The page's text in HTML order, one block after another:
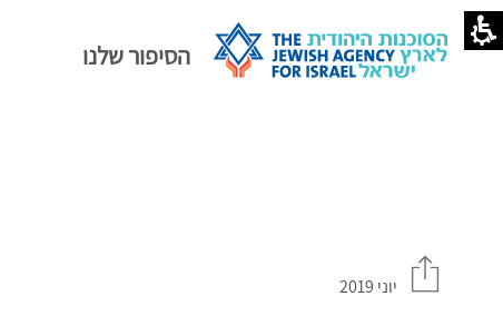
הסיפור שלנו
יוני 2019